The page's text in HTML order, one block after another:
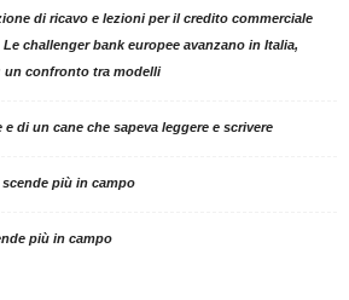
di ricavo e lezioni per il credito commerciale
Le challenger bank europee avanzano in Italia,
un confronto tra modelli
di un cane che sapeva leggere e scrivere
scende più in campo
più in campo